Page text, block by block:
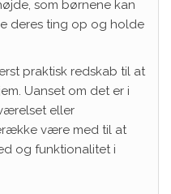
som børnene kan
deres ting op og holde
praktisk redskab til at
Uanset om det er i
eller
være med til at
og funktionalitet i